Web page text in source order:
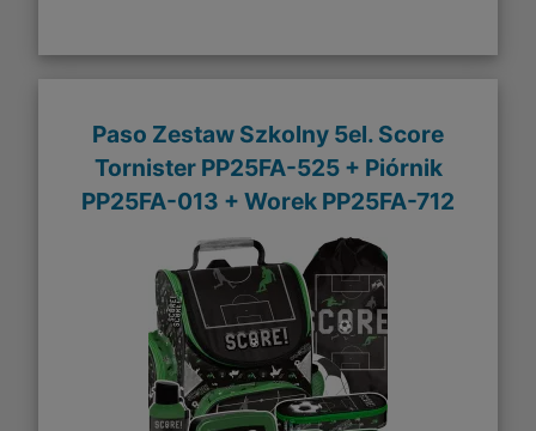
Paso Zestaw Szkolny 5el. Score
Tornister PP25FA-525 + Piórnik
PP25FA-013 + Worek PP25FA-712